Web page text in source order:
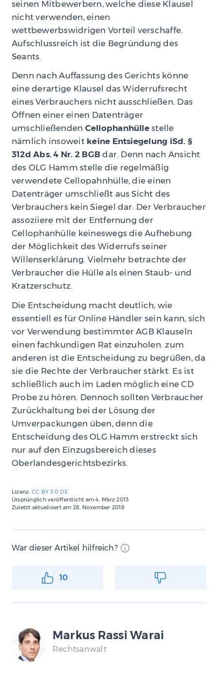
seinen Mitbewerbern, welche diese Klausel
nicht verwenden, einen
wettbewerbswidrigen Vorteil verschaffe.
Aufschlussreich ist die Begründung des
Seants.
Denn nach Auffassung des Gerichts könne
eine derartige Klausel das Widerrufsrecht
eines Verbrauchers nicht ausschließen. Das
Öffnen einer einen Datenträger
umschließenden Cellophanhüllestelle
nämlich insoweit keine Entsiegelung iSd. §
312d Abs. 4 Nr. 2 BGB dar. Denn nach Ansicht
des OLG Hamm stelle die regelmäßig
verwendete Cellopahnhülle, die einen
Datenträger umschließt aus Sicht des
Verbrauchers kein Siegel dar. Der Verbraucher
assoziiere mit der Entfernung der
Cellophanhülle keineswegs die Aufhebung
der Möglichkeit des Widerrufs seiner
Willenserklärung. Vielmehr betrachte der
Verbraucher die Hülle als einen Staub- und
Kratzerschutz.
Die Entscheidung macht deutlich, wie
essentiell es für Online Händler sein kann, sich
vor Verwendung bestimmter AGB Klauseln
einen fachkundigen Rat einzuholen. zum
anderen ist die Entscheidung zu begrüßen, da
sie die Rechte der Verbraucher stärkt. Es ist
schließlich auch im Laden möglich eine CD
Probe zu hören. Dennoch sollten Verbraucher
Zurückhaltung bei der Lösung der
Umverpackungen üben, denn die
Entscheidung des OLG Hamm erstreckt sich
nur auf den Einzugsbereich dieses
Oberlandesgerichtsbezirks.
Lizenz: CC BY 3.0 DE
Ursprünglich veröffentlicht am4. März 2013
Zuletzt aktualisiert am 28. November 2018
War dieser Artikel hilfreich?
10
Markus Rassi Warai
Rechtsanwalt